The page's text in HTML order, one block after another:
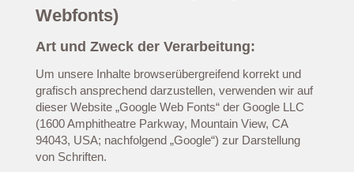
Webfonts)
Art und Zweck der Verarbeitung:
Um unsere Inhalte browserübergreifend korrekt und
grafisch ansprechend darzustellen, verwenden wir auf
dieser Website „Google Web Fonts“ der Google LLC
(1600 Amphitheatre Parkway, Mountain View, CA
94043, USA; nachfolgend „Google“) zur Darstellung
von Schriften.